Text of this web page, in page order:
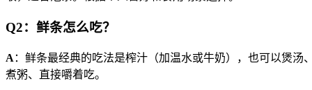
Q2：鲜条怎么吃？
A ：鲜条最经典的吃法是榨汁（加温水或牛奶），也可以煲汤
煮粥、直接嚼着吃。